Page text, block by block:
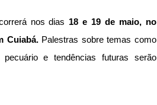
nos dias 18 e 19 de maio, no
Cuiabá. Palestras sobre temas como
pecuário e tendências futuras serão